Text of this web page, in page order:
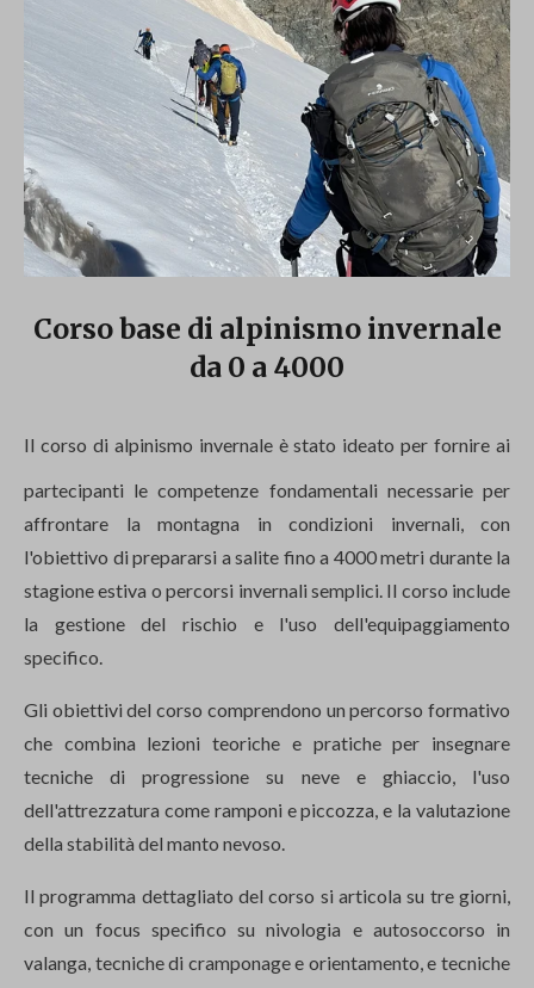
Corso base di alpinismo invernale
da 0 a 4000
Il corso di alpinismo invernale è stato ideato per fornire ai
partecipanti le competenze fondamentali necessarie per
affrontare la montagna in condizioni invernali, con
l'obiettivo di prepararsi a salite fino a 4000 metri durante la
stagione estiva o percorsi invernali semplici. Il corso include
la gestione del rischio e l'uso dell'equipaggiamento
specifico.
Gli obiettivi del corso comprendono un percorso formativo
che combina lezioni teoriche e pratiche per insegnare
tecniche di progressione su neve e ghiaccio, l'uso
dell'attrezzatura come ramponi e piccozza, e la valutazione
della stabilità del manto nevoso.
Il programma dettagliato del corso si articola su tre giorni,
con un focus specifico su nivologia e autosoccorso in
valanga, tecniche di cramponage e orientamento, e tecniche